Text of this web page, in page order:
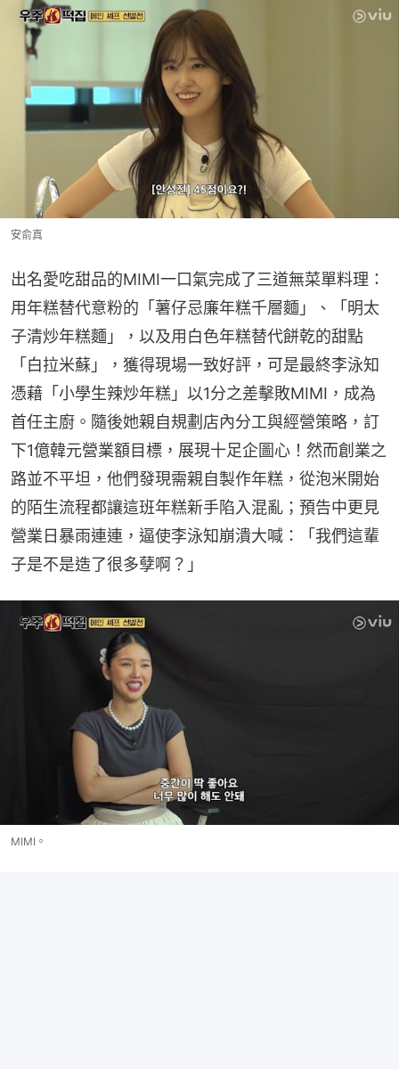
安俞真
出名愛吃甜品的MIMI一口氣完成了三道無菜單料理：
用年糕替代意粉的「薯仔忌廉年糕千層麵」、「明太
子清炒年糕麵」，以及用白色年糕替代餅乾的甜點
「白拉米蘇」，獲得現場一致好評，可是最終李泳知
憑藉「小學生辣炒年糕」以1分之差擊敗MIMI，成為
首任主廚。隨後她親自規劃店內分工與經營策略，訂
下1億韓元營業額目標，展現十足企圖心！然而創業之
路並不平坦，他們發現需親自製作年糕，從泡米開始
的陌生流程都讓這班年糕新手陷入混亂；預告中更見
營業日暴雨連連，逼使李泳知崩潰大喊：「我們這輩
子是不是造了很多孽啊？」
MIMI。